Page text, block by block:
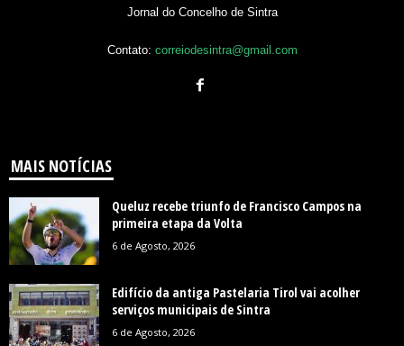
Jornal do Concelho de Sintra
Contato: correiodesintra@gmail.com
MAIS NOTÍCIAS
Queluz recebe triunfo de Francisco Campos na
primeira etapa da Volta
6 de Agosto, 2026
Edifício da antiga Pastelaria Tirol vai acolher
serviços municipais de Sintra
6 de Agosto, 2026